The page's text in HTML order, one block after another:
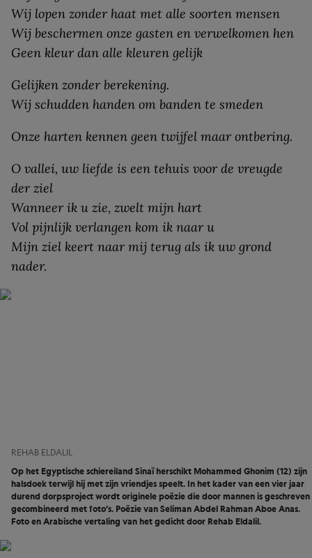
Wij lopen zonder haat met alle soorten mensen
Wij beschermen onze gasten en verwelkomen hen
Geen kleur dan alle kleuren gelijk
Gelijken zonder berekening.
Wij schudden handen om banden te smeden
Onze harten kennen geen twijfel maar ontbering.
O vallei, uw liefde is een tehuis voor de vreugde
der ziel
Wanneer ik u zie, zwelt mijn hart
Vol pijnlijk verlangen kom ik naar u
Mijn ziel keert naar mij terug als ik uw grond
nader.
REHAB ELDALIL
Op het Egyptische schiereiland Sinaï herschikt Mohammed Ghonim (12) zijn
halsdoek terwijl hij met zijn vriendjes speelt. In het kader van een vier jaar
durend dorpsproject wordt originele poëzie die door mannen is geschreven
gecombineerd met foto’s. Poëzie van Seliman Abdel Rahman Aboe Anas.
Foto en Arabische vertaling van het gedicht door Rehab Eldalil.